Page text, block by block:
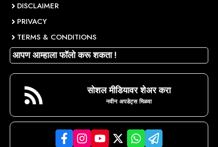
DISCLAIMER
PRIVACY
TERMS & CONDITIONS
आपण आम्हाला फॉलो करू शकता !
सोशल मीडियावर शेअर करा
नवीन अपडेट्स मिळवा